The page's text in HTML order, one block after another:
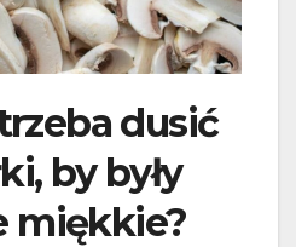
dusić
by były
miękkie?